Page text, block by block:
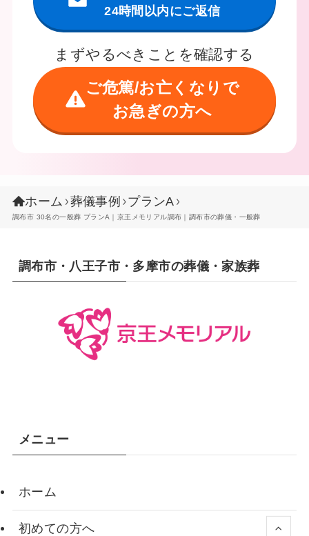
24時間以内にご返信
まずやるべきことを確認する
ご危篤/お亡くなりで
お急ぎの方へ
ホーム 葬儀事例 プランA
調布市 30名の一般葬 プランA｜京王メモリアル調布｜調布市の葬儀・一般葬
調布市・八王子市・多摩市の葬儀・家族葬
メニュー
ホーム
初めての方へ